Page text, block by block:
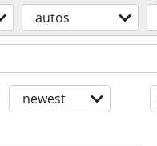
autos
newest